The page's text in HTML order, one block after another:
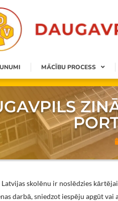
MĀCĪBU PROCESS
skolēnu ir noslēdzies
darbā, sniedzot iespēju apgūt